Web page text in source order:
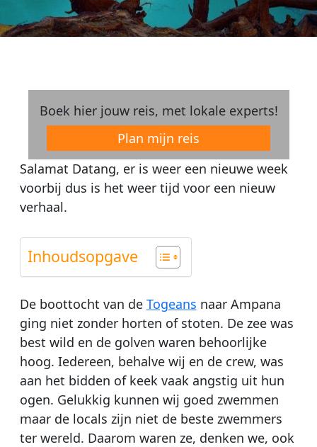
Boek hier jouw reis, met lokale experts!
Plan mijn reis
Salamat Datang, er is weer een nieuwe week
voorbij dus is het weer tijd voor een nieuw
verhaal.
Inhoudsopgave
De boottocht van de Togeans naar Ampana
ging niet zonder horten of stoten. De zee was
best wild en de golven waren behoorlijke
hoog. Iedereen, behalve wij en de crew, was
aan het bidden of keek vaak angstig uit hun
ogen. Gelukkig kunnen wij goed zwemmen
maar de locals zijn niet de beste zwemmers
ter wereld. Daarom waren ze, denken we, ook